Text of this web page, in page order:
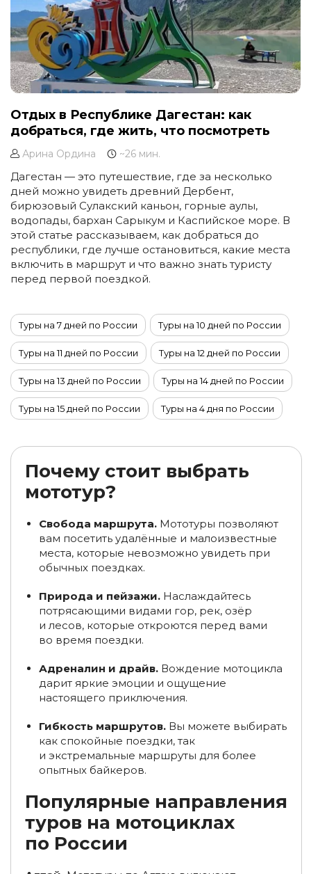
Отдых в Республике Дагестан: как
добраться, где жить, что посмотреть
Арина Ордина ~26 мин.
Дагестан — это путешествие, где за несколько
дней можно увидеть древний Дербент,
бирюзовый Сулакский каньон, горные аулы,
водопады, бархан Сарыкум и Каспийское море. В
этой статье рассказываем, как добраться до
республики, где лучше остановиться, какие места
включить в маршрут и что важно знать туристу
перед первой поездкой.
Туры на 7 дней по России Туры на 10 дней по России
Туры на 11 дней по России Туры на 12 дней по России
Туры на 13 дней по России Туры на 14 дней по России
Туры на 15 дней по России Туры на 4 дня по России
Туры на 9 дней по России Туры на 8 дней по России
Туры в ноябре по России
Туры из Казани Туры в декабре по России
Туры по России из Москвы
Туры по России из Санкт-Петербурга
Туры на Байкал из Ижевска Туры из Иркутска
Туры в Мурманске на квадроциклах
полуострове
Туры на снегоходах в Хибинах
Туры на снегоходах в Териберку
Туры на Ольхон из Иркутска
крае
Туры в Краснодарский край в апреле
Почему стоит выбрать
мототур?
Свобода маршрута. Мототуры позволяют
вам посетить удалённые и малоизвестные
места, которые невозможно увидеть при
обычных поездках.
Природа и пейзажи. Наслаждайтесь
потрясающими видами гор, рек, озёр
и лесов, которые откроются перед вами
во время поездки.
Адреналин и драйв. Вождение мотоцикла
дарит яркие эмоции и ощущение
настоящего приключения.
Гибкость маршрутов. Вы можете выбирать
как спокойные поездки, так
и экстремальные маршруты для более
опытных байкеров.
Популярные направления
туров на мотоциклах
по России